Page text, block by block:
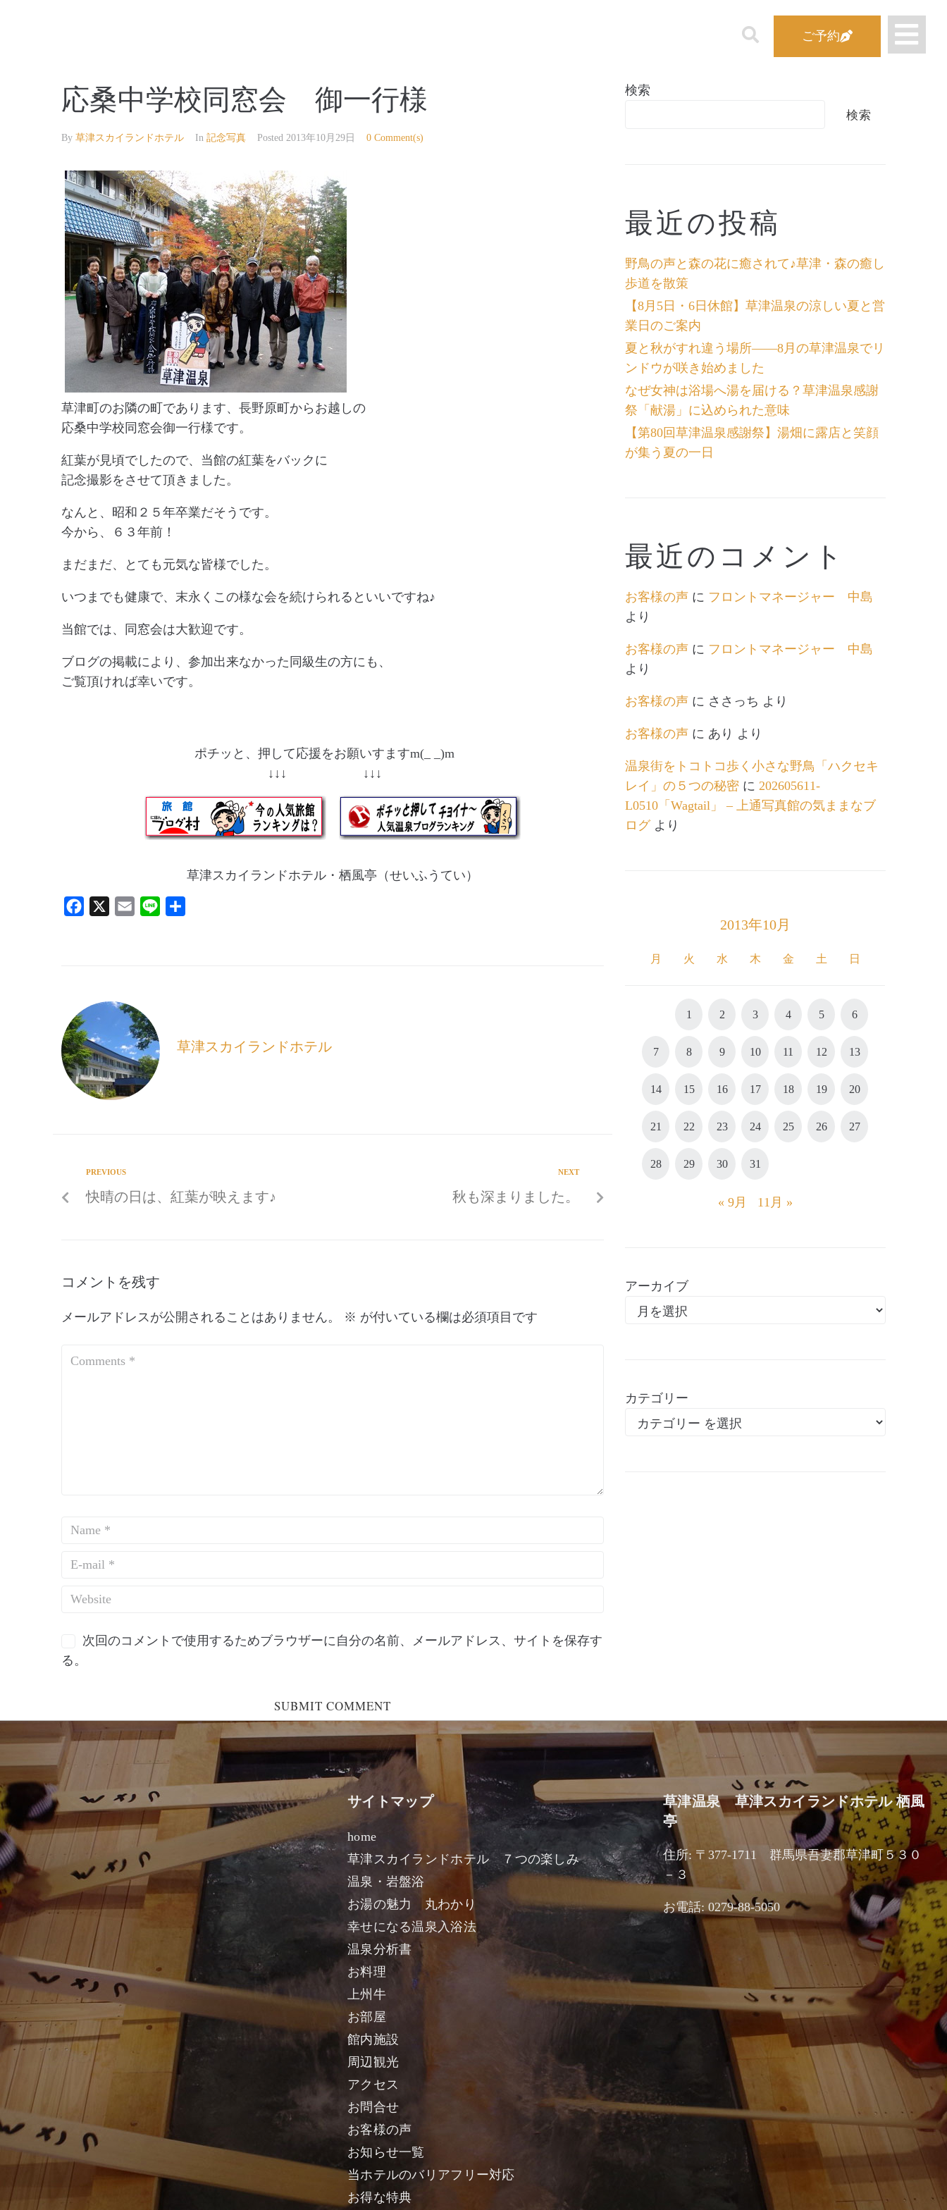
ご予約
応桑中学校同窓会 御一行様
By 草津スカイランドホテル In 記念写真 Posted 2013年10月29日 0 Comment(s)
草津町のお隣の町であります、長野原町からお越しの
応桑中学校同窓会御一行様です。
紅葉が見頃でしたので、当館の紅葉をバックに
記念撮影をさせて頂きました。
なんと、昭和２５年卒業だそうです。
今から、６３年前！
まだまだ、とても元気な皆様でした。
いつまでも健康で、末永くこの様な会を続けられるといいですね♪
当館では、同窓会は大歓迎です。
ブログの掲載により、参加出来なかった同級生の方にも、
ご覧頂ければ幸いです。
ポチッと、押して応援をお願いすますm(_ _)m
↓↓↓ ↓↓↓
草津スカイランドホテル・栖風亭（せいふうてい）
o
o
k
草津スカイランドホテル
PREVIOUS
快晴の日は、紅葉が映えます♪
NEXT
秋も深まりました。
コメントを残す
メールアドレスが公開されることはありません。 ※ が付いている欄は必須項目です
次回のコメントで使用するためブラウザーに自分の名前、メールアドレス、サイトを保存す
る。
検索
検索
最近の投稿
野鳥の声と森の花に癒されて♪草津・森の癒し
歩道を散策
【8月5日・6日休館】草津温泉の涼しい夏と営
業日のご案内
夏と秋がすれ違う場所――8月の草津温泉でリ
ンドウが咲き始めました
なぜ女神は浴場へ湯を届ける？草津温泉感謝
祭「献湯」に込められた意味
【第80回草津温泉感謝祭】湯畑に露店と笑顔
が集う夏の一日
最近のコメント
お客様の声 に フロントマネージャー 中島
より
お客様の声 に フロントマネージャー 中島
より
お客様の声 に ささっち より
お客様の声 に あり より
温泉街をトコトコ歩く小さな野鳥「ハクセキ
レイ」の５つの秘密 に 202605611-
L0510「Wagtail」 – 上通写真館の気ままなブ
ログより
2013年10月
月 火 水 木 金 土 日
1 2 3 4 5 6
7 8 9 10 11 12 13
14 15 16 17 18 19 20
21 22 23 24 25 26 27
28 29 30 31
« 9月 11月 »
アーカイブ
カテゴリー
サイトマップ
home
草津スカイランドホテル ７つの楽しみ
温泉・岩盤浴
お湯の魅力 丸わかり
幸せになる温泉入浴法
温泉分析書
お料理
上州牛
お部屋
館内施設
周辺観光
アクセス
お問合せ
お客様の声
お知らせ一覧
当ホテルのバリアフリー対応
お得な特典
草津温泉 草津スカイランドホテル 栖風
亭
住所: 〒377-1711 群馬県吾妻郡草津町５３０
－３
お電話: 0279-88-5050